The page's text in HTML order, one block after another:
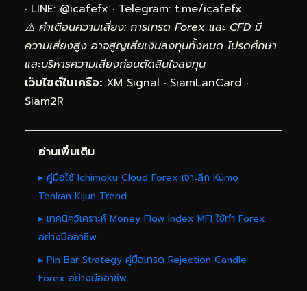
· LINE: @icafefx · Telegram: t.me/icafefx
⚠️ คำเตือนความเสี่ยง: การเทรด Forex และ CFD มี
ความเสี่ยงสูง อาจสูญเสียเงินลงทุนทั้งหมด โปรดศึกษา
และบริหารความเสี่ยงก่อนตัดสินใจลงทุน
เว็บไซต์ในเครือ: XM Signal · SiamLanCard ·
Siam2R
อ่านเพิ่มเติม
▸ คู่มือใช้ Ichimoku Cloud Forex เจาะลึก Kumo
Tenkan Kijun Trend
▸ เทคนิควิเคราะห์ Money Flow Index MFI ใช้ทำ Forex
อย่างมืออาชีพ
▸ Pin Bar Strategy คู่มือเทรด Rejection Candle
Forex อย่างมืออาชีพ